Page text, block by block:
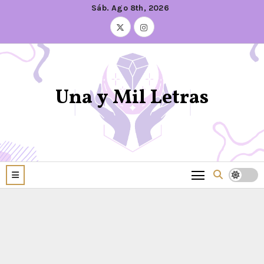
Sáb. Ago 8th, 2026
Una y Mil Letras